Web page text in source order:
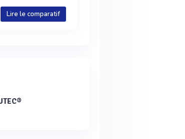
Lire le comparatif